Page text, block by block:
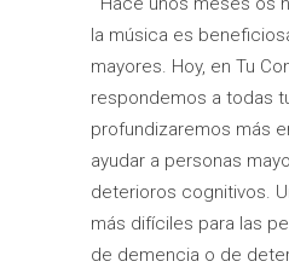
la música es
mayores. Hoy, en Tu
respondemos a todas
profundizaremos más
ayudar a personas
deterioros cognitivos.
más difíciles para las
de demencia o de